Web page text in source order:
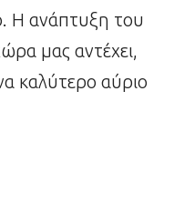
Η ανάπτυξη του
μας αντέχει,
καλύτερο αύριο